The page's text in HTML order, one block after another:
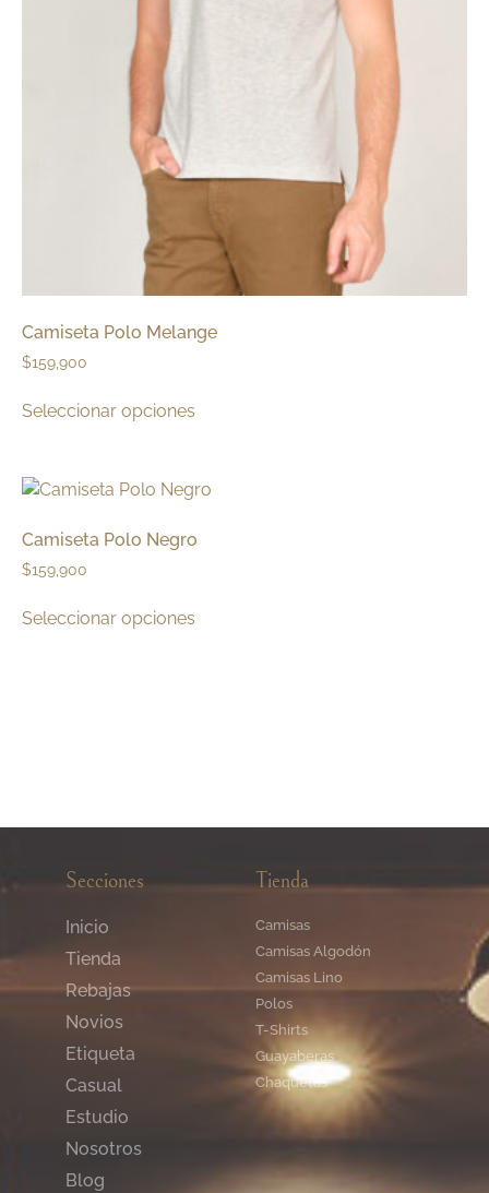
Camiseta Polo Melange
$159,900
Seleccionar opciones
Camiseta Polo Negro
$159,900
Seleccionar opciones
Secciones
Inicio
Tienda
Rebajas
Novios
Etiqueta
Casual
Estudio
Nosotros
Blog
Tienda
Camisas
Camisas Algodón
Camisas Lino
Polos
T-Shirts
Guayaberas
Chaquetas